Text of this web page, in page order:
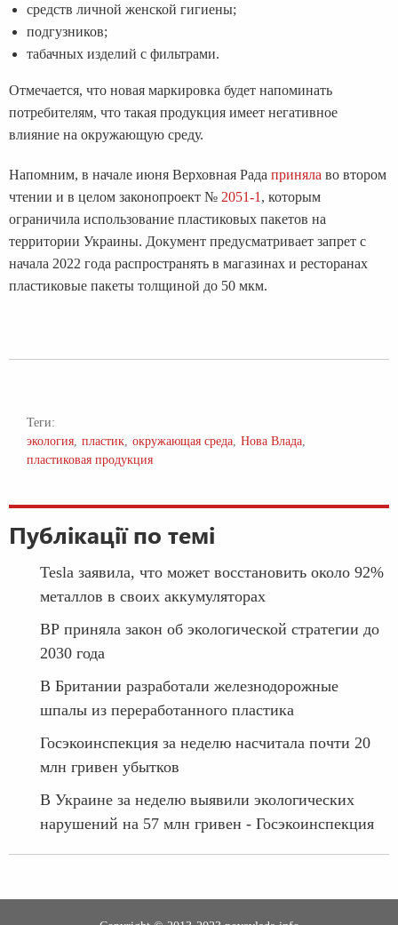
средств личной женской гигиены;
подгузников;
табачных изделий с фильтрами.
Отмечается, что новая маркировка будет напоминать
потребителям, что такая продукция имеет негативное
влияние на окружающую среду.
Напомним, в начале июня Верховная Рада приняла во втором
чтении и в целом законопроект № 2051-1 , которым
ограничила использование пластиковых пакетов на
территории Украины. Документ предусматривает запрет с
начала 2022 года распространять в магазинах и ресторанах
пластиковые пакеты толщиной до 50 мкм.
Теги:
экология пластик окружающая среда Нова Влада
пластиковая продукция
Публікації по темі
Tesla заявила, что может восстановить около 92%
металлов в своих аккумуляторах
ВР приняла закон об экологической стратегии до
2030 года
В Британии разработали железнодорожные
шпалы из переработанного пластика
Госэкоинспекция за неделю насчитала почти 20
млн гривен убытков
В Украине за неделю выявили экологических
нарушений на 57 млн гривен - Госэкоинспекция